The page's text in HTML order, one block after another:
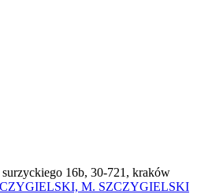
surzyckiego 16b, 30-721, kraków
M. SZCZYGIELSKI